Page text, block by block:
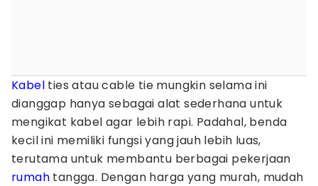
Kabel ties atau cable tie mungkin selama ini
dianggap hanya sebagai alat sederhana untuk
mengikat kabel agar lebih rapi. Padahal, benda
kecil ini memiliki fungsi yang jauh lebih luas,
terutama untuk membantu berbagai pekerjaan
rumah tangga. Dengan harga yang murah, mudah